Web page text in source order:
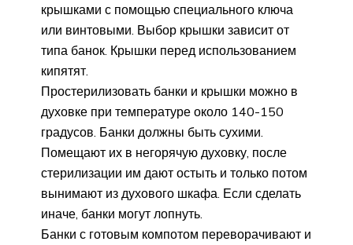
крышками с помощью специального ключа
или винтовыми. Выбор крышки зависит от
типа банок. Крышки перед использованием
кипятят.
Простерилизовать банки и крышки можно в
духовке при температуре около 140-150
градусов. Банки должны быть сухими.
Помещают их в негорячую духовку, после
стерилизации им дают остыть и только потом
вынимают из духового шкафа. Если сделать
иначе, банки могут лопнуть.
Банки с готовым компотом переворачивают и